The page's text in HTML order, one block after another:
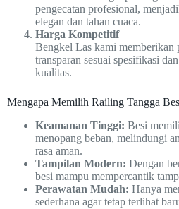
pengecatan profesional,
elegan dan tahan cuaca.
Harga Kompetitif
Bengkel Las kami memberikan
transparan sesuai spesifikasi
kualitas.
Mengapa Memilih Railing Tangga
Keamanan Tinggi: Besi
menopang beban, melindungi
rasa aman.
Tampilan Modern: Dengan
besi mampu mempercantik
Perawatan Mudah: Hanya
sederhana agar tetap terlihat